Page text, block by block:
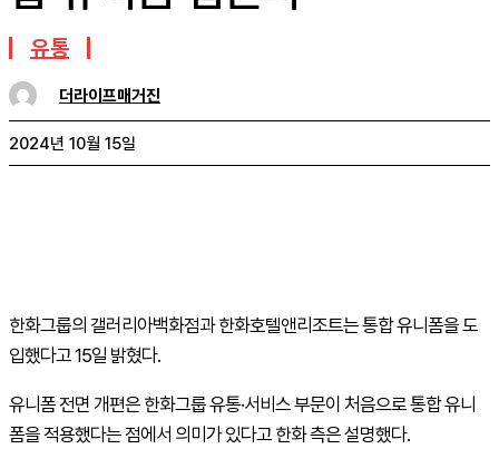
유통
더라이프매거진
2024년 10월 15일
한화그룹의 갤러리아백화점과 한화호텔앤리조트는 통합 유니폼을 도
입했다고 15일 밝혔다.
유니폼 전면 개편은 한화그룹 유통·서비스 부문이 처음으로 통합 유니
폼을 적용했다는 점에서 의미가 있다고 한화 측은 설명했다.